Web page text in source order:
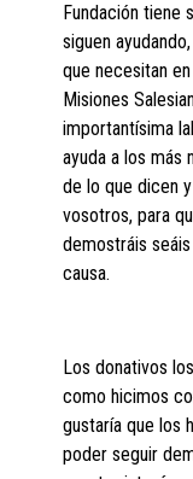
Fundación tiene
siguen
que necesitan
Misiones
importantísima
ayuda a los más
de lo que dicen
vosotros, para
demostráis
causa.
Los donativos
como hicimos
gustaría que los
poder seguir